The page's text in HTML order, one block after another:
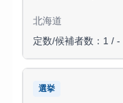
北海道
定数/候補者数：1 / -
選挙